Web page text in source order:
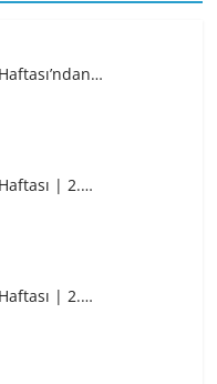
| 2.…
| 2.…